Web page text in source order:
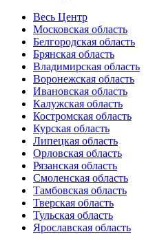
Весь Центр
Московская область
Белгородская область
Брянская область
Владимирская область
Воронежская область
Ивановская область
Калужская область
Костромская область
Курская область
Липецкая область
Орловская область
Рязанская область
Смоленская область
Тамбовская область
Тверская область
Тульская область
Ярославская область